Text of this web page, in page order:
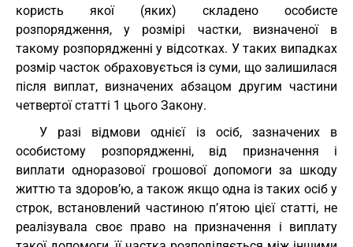
користь якої (яких) складено особисте
розпорядження, у розмірі частки, визначеної в
такому розпорядженні у відсотках. У таких випадках
розмір часток обраховується із суми, що залишилася
після виплат, визначених абзацом другим частини
четвертої статті 1 цього Закону.
У разі відмови однієї із осіб, зазначених в
особистому розпорядженні, від призначення і
виплати одноразової грошової допомоги за шкоду
життю та здоров’ю, а також якщо одна із таких осіб у
строк, встановлений частиною п’ятою цієї статті, не
реалізувала своє право на призначення і виплату